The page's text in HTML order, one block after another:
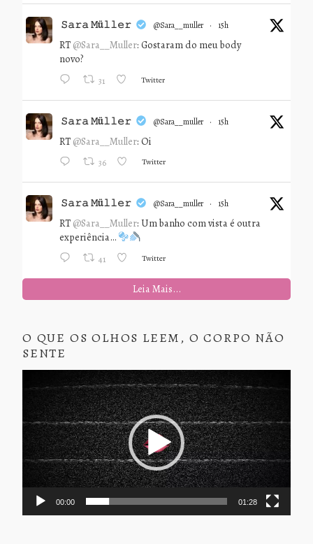
𝚂𝚊𝚛𝚊 𝙼ü𝚕𝚕𝚎𝚛 @sara__muller · 15h
RT @Sara__Muller: Gostaram do meu body
novo?
31 Twitter
𝚂𝚊𝚛𝚊 𝙼ü𝚕𝚕𝚎𝚛 @sara__muller · 15h
RT @Sara__Muller: Oi
36 Twitter
𝚂𝚊𝚛𝚊 𝙼ü𝚕𝚕𝚎𝚛 @sara__muller · 15h
RT @Sara__Muller: Um banho com vista é outra
experiência…
41 Twitter
Leia Mais...
O QUE OS OLHOS LEEM, O CORPO NÃO
SENTE
de
vídeo
00:00 01:28